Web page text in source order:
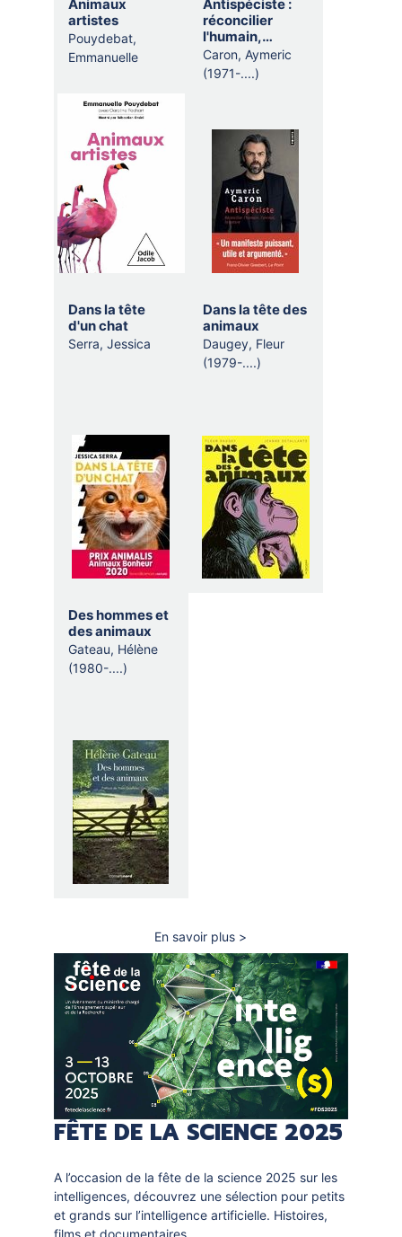
thematique
Animaux
artistes
Pouydebat,
Emmanuelle
Antispéciste :
réconcilier
l'humain,
l'animal, la
nature
Caron, Aymeric
(1971-....)
Dans la tête
d'un chat
Serra, Jessica
Dans la tête des
animaux
Daugey, Fleur
(1979-....)
Des hommes et
des animaux
Gateau, Hélène
(1980-....)
En savoir plus sur
Quand
les
animaux
n’ont
jamais
fini
de
nous
surprendre
FÊTE DE LA SCIENCE 2025
A l’occasion de la fête de la science 2025 sur les
intelligences, découvrez une sélection pour petits
et grands sur l’intelligence artificielle. Histoires,
films et documentaires…